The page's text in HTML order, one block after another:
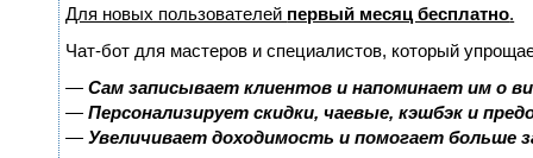
Для новых пользователей первый месяц бесплатно.
Чат-бот для мастеров и специалистов, который
—Сам записывает клиентов и напоминает им о
—Персонализирует скидки, чаевые, кэшбэк и
—Увеличивает доходимость и помогает больше